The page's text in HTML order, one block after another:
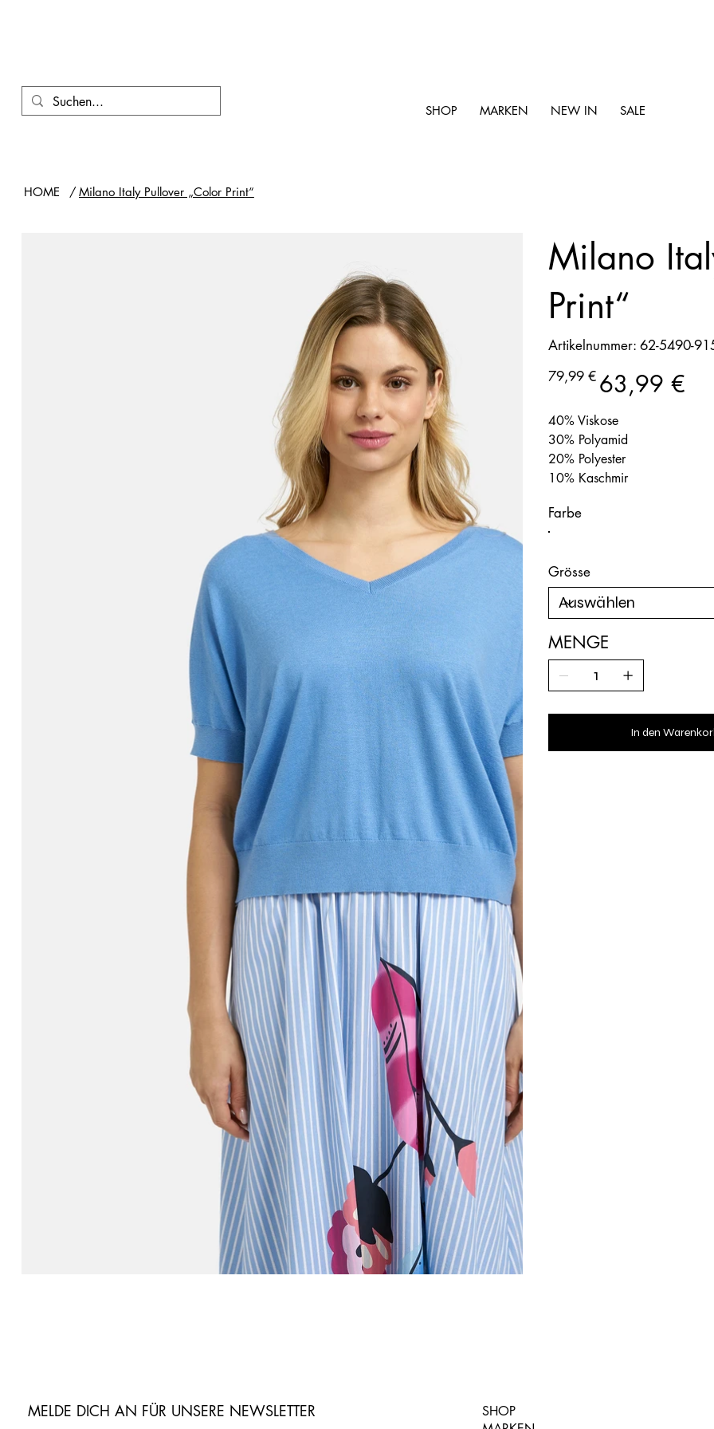
SHOP MARKEN NEW IN SALE
HOME / Milano Italy Pullover „Color Print“
Milano
Print“
Artikelnummer:
Artikelnummer:
62-
601
62-5490-
Ursprünglicher
Preis
79,99 € 63,99 €
40% Viskose
30% Polyamid
20% Polyester
10% Kaschmir
Farbe
Grösse
MENGE
In den
MELDE DICH AN FÜR UNSERE NEWSLETTER
SHOP